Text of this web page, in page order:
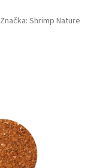
Značka: Shrimp Nature